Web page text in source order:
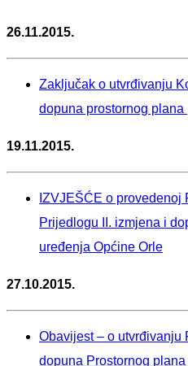
26.11.2015.
Zaključak o utvrđivanju
dopuna prostornog plana
19.11.2015.
IZVJEŠĆE o
Prijedlogu II. izmjena i
uređenja Općine Orle
27.10.2015.
Obavijest – o utvrđivanju
dopuna Prostornog plana